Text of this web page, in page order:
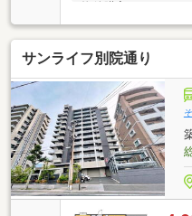
替え先を探しながら
す！・もちろん査定
合わせた物件探し】
ご内覧も大歓迎・ご
社未掲載物件もご
サンライフ別院通り